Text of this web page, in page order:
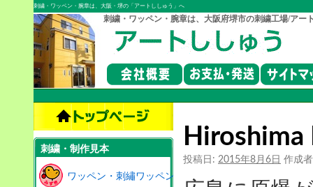
刺繍・ワッペン・腕章は、大阪・堺の「アートししゅう」へ
刺繍・ワッペン・腕章は、大阪府堺市の刺繍工場/アー
Hiroshima
投稿日: 2015年8月6日 作成
刺繍・制作見本
ワッペン・刺繡ワッペン